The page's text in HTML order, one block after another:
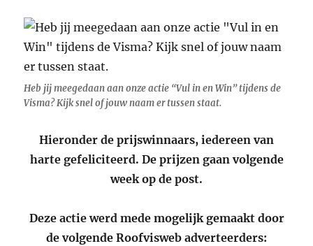
Heb jij meegedaan aan onze actie “Vul in en Win” tijdens de
Visma? Kijk snel of jouw naam er tussen staat.
Hieronder de prijswinnaars, iedereen van
harte gefeliciteerd. De prijzen gaan volgende
week op de post.
Deze actie werd mede mogelijk gemaakt door
de volgende Roofvisweb adverteerders: